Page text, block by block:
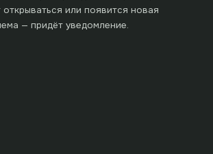
открываться или появится новая
— придёт уведомление.